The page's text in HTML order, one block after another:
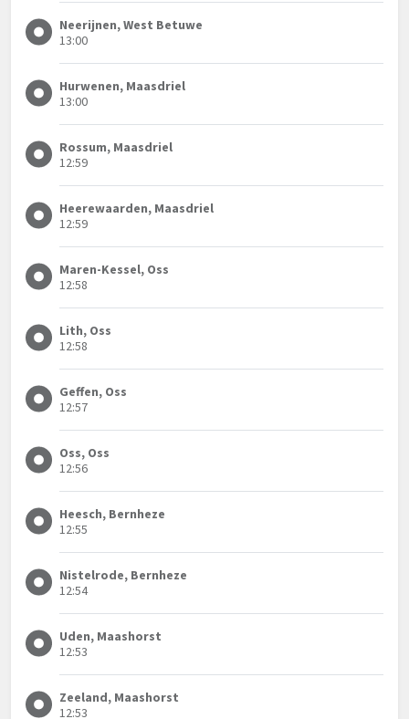
Neerijnen, West Betuwe
13:00
Hurwenen, Maasdriel
13:00
Rossum, Maasdriel
12:59
Heerewaarden, Maasdriel
12:59
Maren-Kessel, Oss
12:58
Lith, Oss
12:58
Geffen, Oss
12:57
Oss, Oss
12:56
Heesch, Bernheze
12:55
Nistelrode, Bernheze
12:54
Uden, Maashorst
12:53
Zeeland, Maashorst
12:53